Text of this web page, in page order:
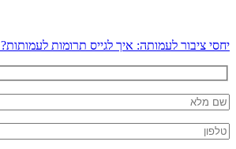
יחסי ציבור לעמותה: איך לגייס תרומות